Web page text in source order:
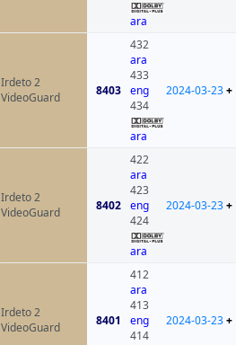
ara
Irdeto 2
VideoGuard
8403
432
ara
433
eng
434
ara
2024-03-23+
Irdeto 2
VideoGuard
8402
422
ara
423
eng
424
ara
2024-03-23+
Irdeto 2
VideoGuard
8401
412
ara
413
eng
414
2024-03-23+